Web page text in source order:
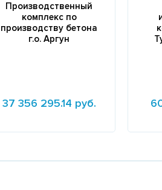
Производственный
комплекс по
производству бетона
г.о. Аргун
37 356 295.14 руб.